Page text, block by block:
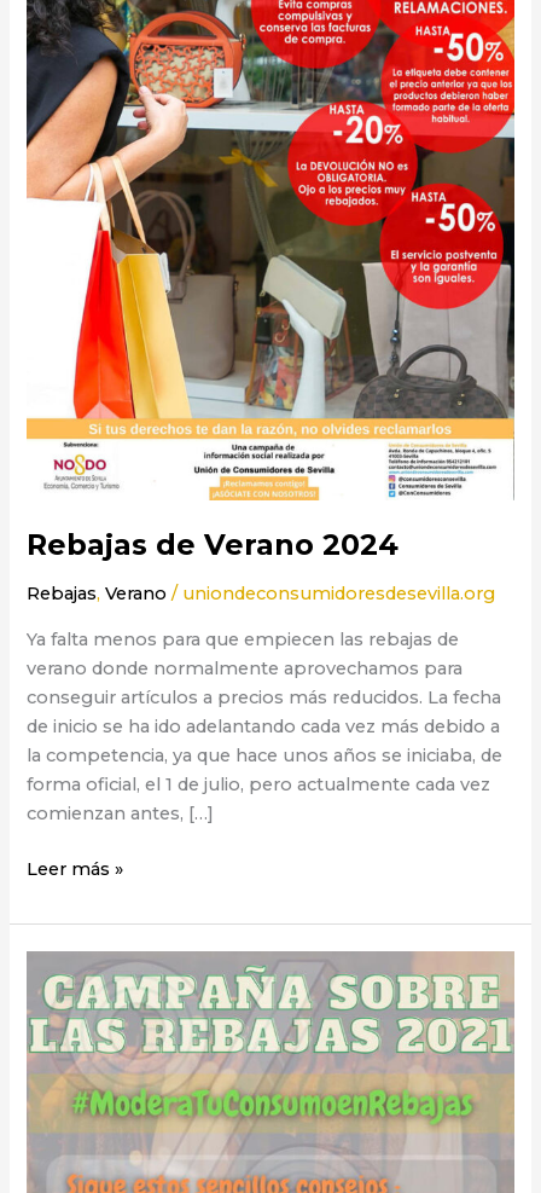
Rebajas de Verano 2024
Rebajas,Verano / uniondeconsumidoresdesevilla.org
Ya falta menos para que empiecen las rebajas de
verano donde normalmente aprovechamos para
conseguir artículos a precios más reducidos. La fecha
de inicio se ha ido adelantando cada vez más debido a
la competencia, ya que hace unos años se iniciaba, de
forma oficial, el 1 de julio, pero actualmente cada vez
comienzan antes, […]
Leer más »
verano
2021